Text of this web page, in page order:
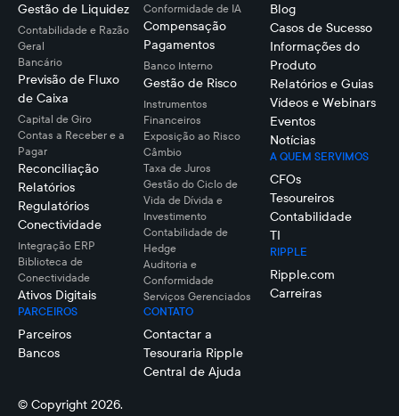
Gestão de Liquidez
Contabilidade e Razão
Geral
Bancário
Previsão de Fluxo
de Caixa
Capital de Giro
Contas a Receber e a
Pagar
Reconciliação
Relatórios
Regulatórios
Conectividade
Integração ERP
Biblioteca de
Conectividade
Ativos Digitais
PARCEIROS
Parceiros
Bancos
Conformidade de IA
Compensação
Pagamentos
Banco Interno
Gestão de Risco
Instrumentos
Financeiros
Exposição ao Risco
Câmbio
Taxa de Juros
Gestão do Ciclo de
Vida de Dívida e
Investimento
Contabilidade de
Hedge
Auditoria e
Conformidade
Serviços Gerenciados
CONTATO
Contactar a
Tesouraria Ripple
Central de Ajuda
Blog
Casos de Sucesso
Informações do
Produto
Relatórios e Guias
Vídeos e Webinars
Eventos
Notícias
A QUEM SERVIMOS
CFOs
Tesoureiros
Contabilidade
TI
RIPPLE
Ripple.com
Carreiras
© Copyright 2026.